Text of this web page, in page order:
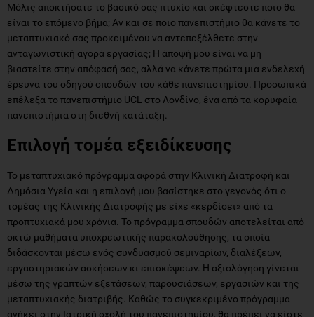
Μόλις αποκτήσατε το βασικό σας πτυχίο και σκέφτεστε ποιο θα
είναι το επόμενο βήμα; Αν και σε ποιο πανεπιστήμιο θα κάνετε το
μεταπτυχιακό σας προκειμένου να αντεπεξέλθετε στην
ανταγωνιστική αγορά εργασίας; Η άποψή μου είναι να μη
βιαστείτε στην απόφασή σας, αλλά να κάνετε πρώτα μια ενδελεχή
έρευνα του οδηγού σπουδών του κάθε πανεπιστημίου. Προσωπικά
επέλεξα το πανεπιστήμιο UCL στο Λονδίνο, ένα από τα κορυφαία
πανεπιστήμια στη διεθνή κατάταξη.
Επιλογή τομέα εξειδίκευσης
Το μεταπτυχιακό πρόγραμμα αφορά στην Κλινική Διατροφή και
Δημόσια Υγεία και η επιλογή μου βασίστηκε στο γεγονός ότι ο
τομέας της Κλινικής Διατροφής με είχε «κερδίσει» από τα
προπτυχιακά μου χρόνια. Το πρόγραμμα σπουδών αποτελείται από
οκτώ μαθήματα υποχρεωτικής παρακολούθησης, τα οποία
διδάσκονται μέσω ενός συνδυασμού σεμιναρίων, διαλέξεων,
εργαστηριακών ασκήσεων κι επισκέψεων. Η αξιολόγηση γίνεται
μέσω της γραπτών εξετάσεων, παρουσιάσεων, εργασιών και της
μεταπτυχιακής διατριβής. Καθώς το συγκεκριμένο πρόγραμμα
ανήκει στην Ιατρική σχολή του πανεπιστημίου, θα πρέπει να είστε